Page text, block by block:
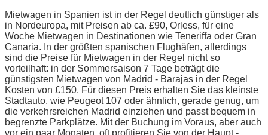
Mietwagen in Spanien ist in der Regel deutlich günstiger als
in Nordeuropa, mit Preisen ab ca. £90, Orless, für eine
Woche Mietwagen in Destinationen wie Teneriffa oder Gran
Canaria. In der größten spanischen Flughäfen, allerdings
sind die Preise für Mietwagen in der Regel nicht so
vorteilhaft: in der Sommersaison 7 Tage beträgt die
günstigsten Mietwagen von Madrid - Barajas in der Regel
Kosten von £150. Für diesen Preis erhalten Sie das kleinste
Stadtauto, wie Peugeot 107 oder ähnlich, gerade genug, um
die verkehrsreichen Madrid einziehen und passt bequem in
begrenzte Parkplätze. Mit der Buchung im Voraus, aber auch
vor ein paar Monaten, oft profitieren Sie von der Haupt -